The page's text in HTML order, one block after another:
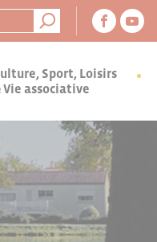
Sport, Loisirs
Vie associative